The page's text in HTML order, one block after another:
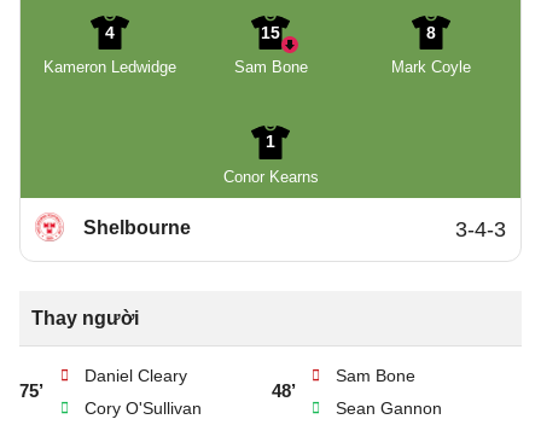
4
Kameron Ledwidge
15
Sam Bone
8
Mark Coyle
1
Conor Kearns
Shelbourne 3-4-3
Thay người
75’
Daniel Cleary
Cory O'Sullivan
48’
Sam Bone
Sean Gannon